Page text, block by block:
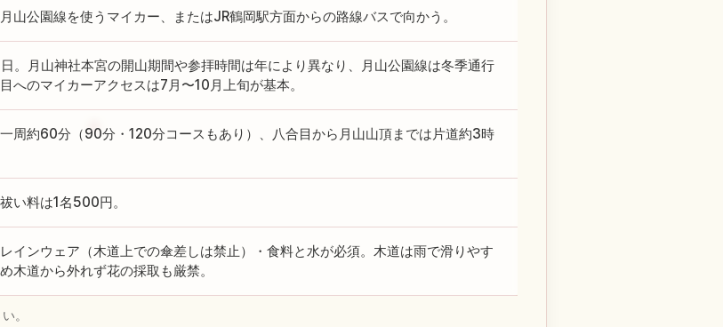
山公園線を使うマイカー、またはJR鶴岡駅方面からの路線バスで向かう。
。月山神社本宮の開山期間や参拝時間は年により異なり、月山公園線は冬季通行
へのマイカーアクセスは7月〜10月上旬が基本。
周約60分（90分・120分コースもあり）、八合目から月山山頂までは片道約3時
い料は1名500円。
インウェア（木道上での傘差しは禁止）・食料と水が必須。木道は雨で滑りやす
木道から外れず花の採取も厳禁。
。